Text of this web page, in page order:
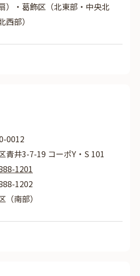
）・葛飾区（北東部・中央北
西部）
0012
青井3-7-19 コーポY・S 101
1201
1202
（南部）